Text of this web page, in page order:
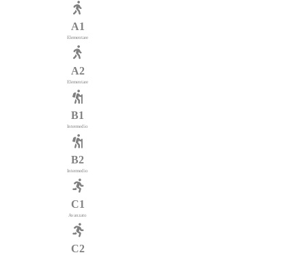
A1
Elementare
A2
Elementare
B1
Intermedio
B2
Intermedio
C1
Avanzato
C2